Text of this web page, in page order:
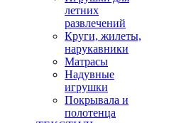
летних
развлечений
Круги, жилеты,
нарукавники
Матрасы
Надувные
игрушки
Покрывала и
полотенца